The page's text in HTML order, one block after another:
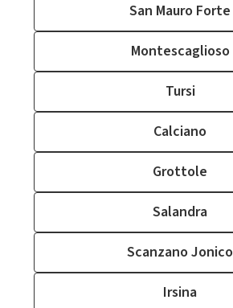
San Mauro Forte
Montescaglioso
Tursi
Calciano
Grottole
Salandra
Scanzano Jonico
Irsina